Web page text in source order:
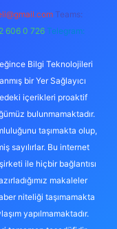
Teams:
606 0 726 Telegram:
Bilgi Teknolojileri
bir Yer Sağlayıcı
içerikleri proaktif
bulunmamaktadır.
taşımakta olup,
sayılırlar. Bu internet
ile hiçbir bağlantısı
makaleler
niteliği taşımamakta
yapılmamaktadır.